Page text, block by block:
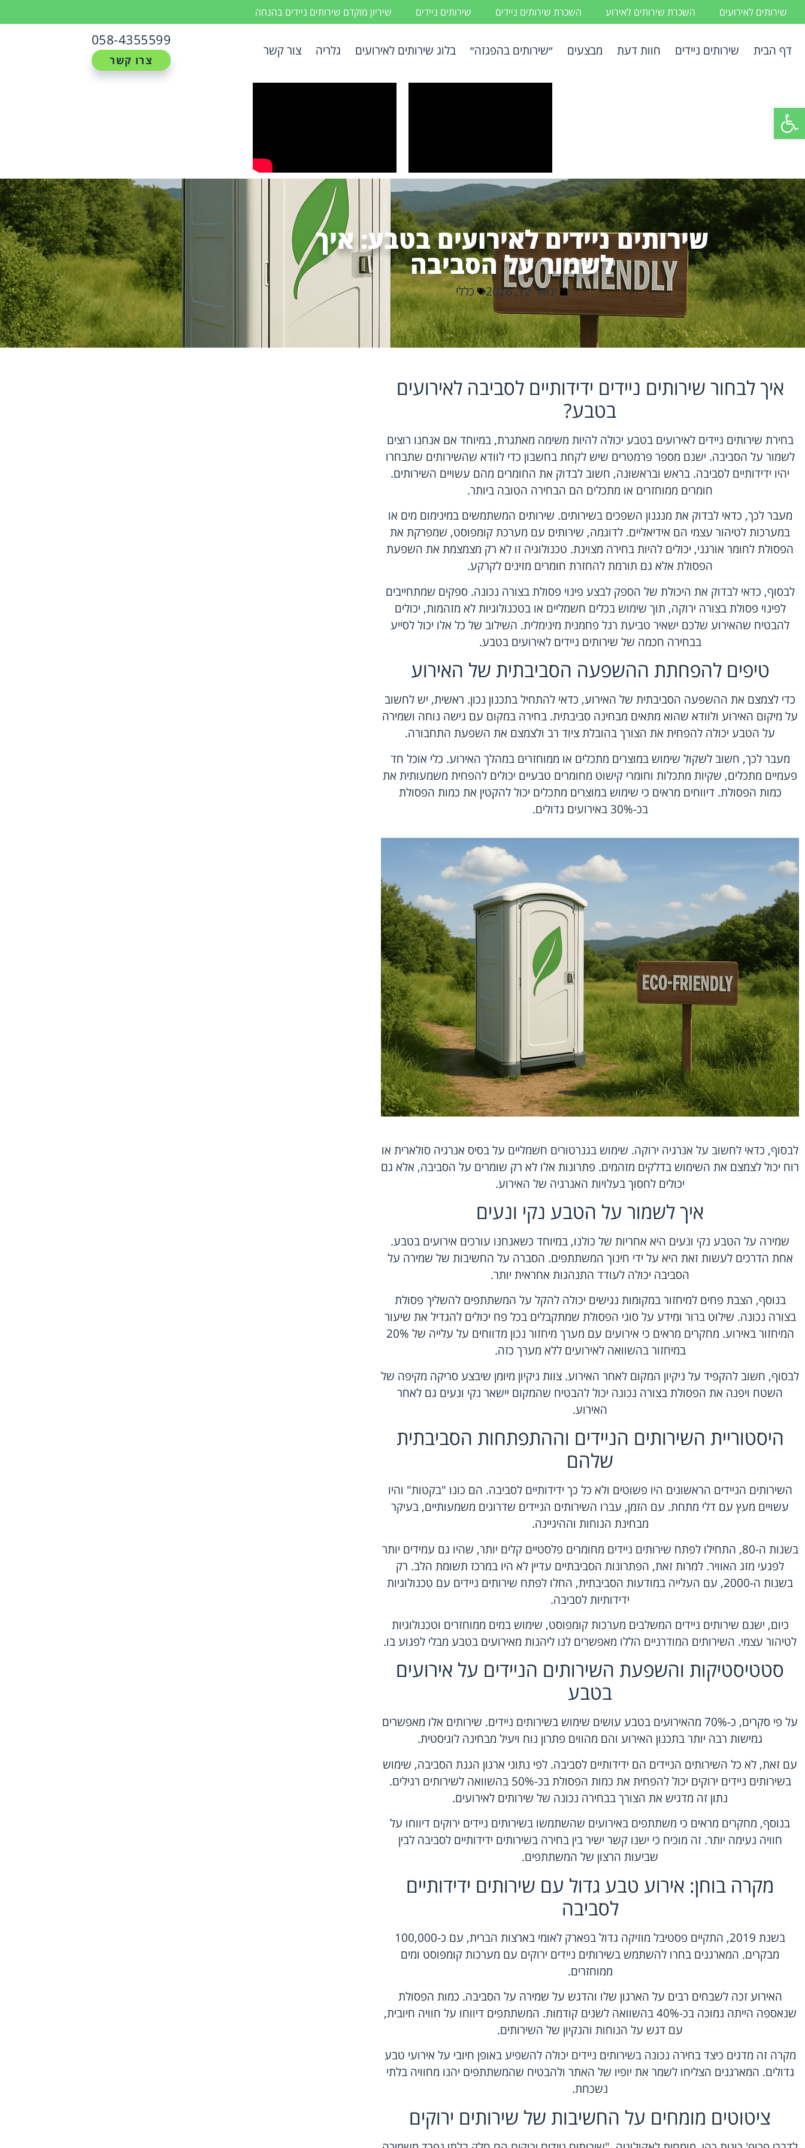
פתח סרגל נגישות
שירותים לאירועים השכרת שירותים לאירוע השכרת שירותים ניידים שירותים ניידים שיריון מוקדם שירותים ניידים בהנחה
דף הבית שירותים ניידים חוות דעת מבצעים ״שירותים בהפגזה״ בלוג שירותים לאירועים גלריה צור קשר
058-4355599
צרו קשר
שירותים ניידים לאירועים בטבע: איך
לשמור על הסביבה
ינואר 12, 2026 כללי
איך לבחור שירותים ניידים ידידותיים לסביבה לאירועים
בטבע?
בחירת שירותים ניידים לאירועים בטבע יכולה להיות משימה מאתגרת, במיוחד אם אנחנו רוצים
לשמור על הסביבה. ישנם מספר פרמטרים שיש לקחת בחשבון כדי לוודא שהשירותים שתבחרו
יהיו ידידותיים לסביבה. בראש ובראשונה, חשוב לבדוק את החומרים מהם עשויים השירותים.
חומרים ממוחזרים או מתכלים הם הבחירה הטובה ביותר.
מעבר לכך, כדאי לבדוק את מנגנון השפכים בשירותים. שירותים המשתמשים במינימום מים או
במערכות לטיהור עצמי הם אידיאליים. לדוגמה, שירותים עם מערכת קומפוסט, שמפרקת את
הפסולת לחומר אורגני, יכולים להיות בחירה מצוינת. טכנולוגיה זו לא רק מצמצמת את השפעת
הפסולת אלא גם תורמת להחזרת חומרים מזינים לקרקע.
לבסוף, כדאי לבדוק את היכולת של הספק לבצע פינוי פסולת בצורה נכונה. ספקים שמתחייבים
לפינוי פסולת בצורה ירוקה, תוך שימוש בכלים חשמליים או בטכנולוגיות לא מזהמות, יכולים
להבטיח שהאירוע שלכם ישאיר טביעת רגל פחמנית מינימלית. השילוב של כל אלו יכול לסייע
בבחירה חכמה של שירותים ניידים לאירועים בטבע.
טיפים להפחתת ההשפעה הסביבתית של האירוע
כדי לצמצם את ההשפעה הסביבתית של האירוע, כדאי להתחיל בתכנון נכון. ראשית, יש לחשוב
על מיקום האירוע ולוודא שהוא מתאים מבחינה סביבתית. בחירה במקום עם גישה נוחה ושמירה
על הטבע יכולה להפחית את הצורך בהובלת ציוד רב ולצמצם את השפעת התחבורה.
מעבר לכך, חשוב לשקול שימוש במוצרים מתכלים או ממוחזרים במהלך האירוע. כלי אוכל חד
פעמיים מתכלים, שקיות מתכלות וחומרי קישוט מחומרים טבעיים יכולים להפחית משמעותית את
כמות הפסולת. דיווחים מראים כי שימוש במוצרים מתכלים יכול להקטין את כמות הפסולת
בכ-30% באירועים גדולים.
לבסוף, כדאי לחשוב על אנרגיה ירוקה. שימוש בגנרטורים חשמליים על בסיס אנרגיה סולארית או
רוח יכול לצמצם את השימוש בדלקים מזהמים. פתרונות אלו לא רק שומרים על הסביבה, אלא גם
יכולים לחסוך בעלויות האנרגיה של האירוע.
איך לשמור על הטבע נקי ונעים
שמירה על הטבע נקי ונעים היא אחריות של כולנו, במיוחד כשאנחנו עורכים אירועים בטבע.
אחת הדרכים לעשות זאת היא על ידי חינוך המשתתפים. הסברה על החשיבות של שמירה על
הסביבה יכולה לעודד התנהגות אחראית יותר.
בנוסף, הצבת פחים למיחזור במקומות נגישים יכולה להקל על המשתתפים להשליך פסולת
בצורה נכונה. שילוט ברור ומידע על סוגי הפסולת שמתקבלים בכל פח יכולים להגדיל את שיעור
המיחזור באירוע. מחקרים מראים כי אירועים עם מערך מיחזור נכון מדווחים על עלייה של 20%
במיחזור בהשוואה לאירועים ללא מערך כזה.
לבסוף, חשוב להקפיד על ניקיון המקום לאחר האירוע. צוות ניקיון מיומן שיבצע סריקה מקיפה של
השטח ויפנה את הפסולת בצורה נכונה יכול להבטיח שהמקום יישאר נקי ונעים גם לאחר
האירוע.
היסטוריית השירותים הניידים וההתפתחות הסביבתית
שלהם
השירותים הניידים הראשונים היו פשוטים ולא כל כך ידידותיים לסביבה. הם כונו "בקטות" והיו
עשויים מעץ עם דלי מתחת. עם הזמן, עברו השירותים הניידים שדרוגים משמעותיים, בעיקר
מבחינת הנוחות וההיגיינה.
בשנות ה-80, התחילו לפתח שירותים ניידים מחומרים פלסטיים קלים יותר, שהיו גם עמידים יותר
לפגעי מזג האוויר. למרות זאת, הפתרונות הסביבתיים עדיין לא היו במרכז תשומת הלב. רק
בשנות ה-2000, עם העלייה במודעות הסביבתית, החלו לפתח שירותים ניידים עם טכנולוגיות
ידידותיות לסביבה.
כיום, ישנם שירותים ניידים המשלבים מערכות קומפוסט, שימוש במים ממוחזרים וטכנולוגיות
לטיהור עצמי. השירותים המודרניים הללו מאפשרים לנו ליהנות מאירועים בטבע מבלי לפגוע בו.
סטטיסטיקות והשפעת השירותים הניידים על אירועים
בטבע
על פי סקרים, כ-70% מהאירועים בטבע עושים שימוש בשירותים ניידים. שירותים אלו מאפשרים
גמישות רבה יותר בתכנון האירוע והם מהווים פתרון נוח ויעיל מבחינה לוגיסטית.
עם זאת, לא כל השירותים הניידים הם ידידותיים לסביבה. לפי נתוני ארגון הגנת הסביבה, שימוש
בשירותים ניידים ירוקים יכול להפחית את כמות הפסולת בכ-50% בהשוואה לשירותים רגילים.
נתון זה מדגיש את הצורך בבחירה נכונה של שירותים לאירועים.
בנוסף, מחקרים מראים כי משתתפים באירועים שהשתמשו בשירותים ניידים ירוקים דיווחו על
חוויה נעימה יותר. זה מוכיח כי ישנו קשר ישיר בין בחירה בשירותים ידידותיים לסביבה לבין
שביעות הרצון של המשתתפים.
מקרה בוחן: אירוע טבע גדול עם שירותים ידידותיים
לסביבה
בשנת 2019, התקיים פסטיבל מוזיקה גדול בפארק לאומי בארצות הברית, עם כ-100,000
מבקרים. המארגנים בחרו להשתמש בשירותים ניידים ירוקים עם מערכות קומפוסט ומים
ממוחזרים.
האירוע זכה לשבחים רבים על הארגון שלו והדגש על שמירה על הסביבה. כמות הפסולת
שנאספה הייתה נמוכה בכ-40% בהשוואה לשנים קודמות. המשתתפים דיווחו על חוויה חיובית,
עם דגש על הנוחות והנקיון של השירותים.
מקרה זה מדגים כיצד בחירה נכונה בשירותים ניידים יכולה להשפיע באופן חיובי על אירועי טבע
גדולים. המארגנים הצליחו לשמר את יופיו של האתר ולהבטיח שהמשתתפים יהנו מחוויה בלתי
נשכחת.
ציטוטים מומחים על החשיבות של שירותים ירוקים